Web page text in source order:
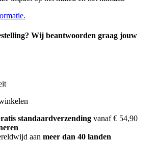
Wij beantwoorden graag jouw
standaardverzending vanaf € 54,90
aan meer dan 40 landen